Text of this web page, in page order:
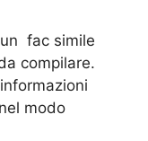
fac simile
compilare.
modo